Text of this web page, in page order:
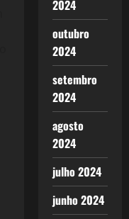
2024
outubro
2024
setembro
2024
agosto
2024
julho 2024
junho 2024